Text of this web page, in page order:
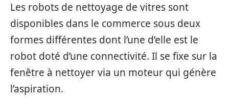
Les robots de nettoyage de vitres sont
disponibles dans le commerce sous deux
formes différentes dont l’une d’elle est le
robot doté d’une connectivité. Il se fixe sur la
fenêtre à nettoyer via un moteur qui génère
l’aspiration.